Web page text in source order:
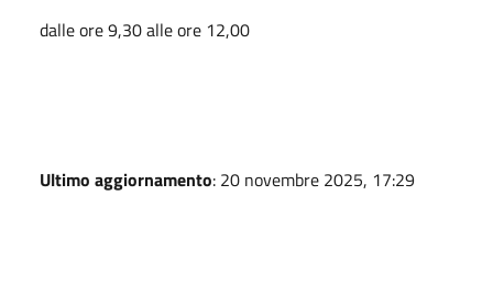
dalle ore 9,30 alle ore 12,00
Ultimo aggiornamento: 20 novembre 2025, 17:29